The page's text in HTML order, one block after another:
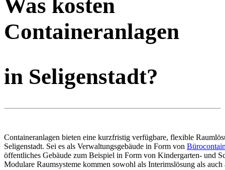
Was kosten
Containeranlagen
in Seligenstadt?
Containeranlagen bieten eine kurzfristig verfügbare, flexible
Seligenstadt. Sei es als Verwaltungsgebäude in Form von
öffentliches Gebäude zum Beispiel in Form von Kindergarten- und
Modulare Raumsysteme kommen sowohl als Interimslösung als auch